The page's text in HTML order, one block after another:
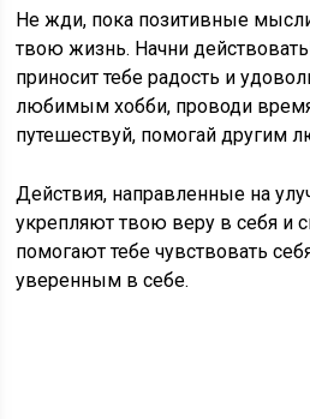
Не жди, пока позитивные
твою жизнь. Начни
приносит тебе радость и
любимым хобби, проводи
путешествуй, помогай другим
Действия, направленные на
укрепляют твою веру в себя и
помогают тебе чувствовать
уверенным в себе.